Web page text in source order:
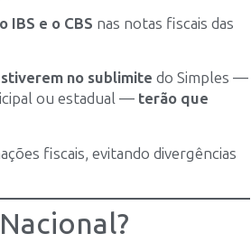
e o CBS nas notas fiscais das
no sublimite do Simples —
ou estadual — terão que
fiscais, evitando divergências